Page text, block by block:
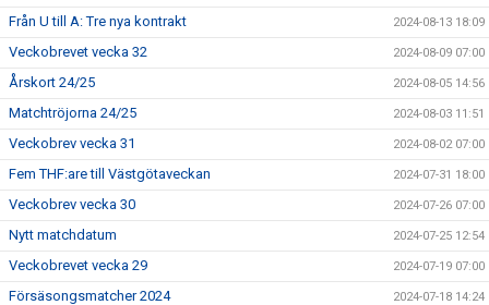
Från U till A: Tre nya kontrakt 2024-08-13 18:09
Veckobrevet vecka 32 2024-08-09 07:00
Årskort 24/25 2024-08-05 14:56
Matchtröjorna 24/25 2024-08-03 11:51
Veckobrev vecka 31 2024-08-02 07:00
Fem THF:are till Västgötaveckan 2024-07-31 18:00
Veckobrev vecka 30 2024-07-26 07:00
Nytt matchdatum 2024-07-25 12:54
Veckobrevet vecka 29 2024-07-19 07:00
Försäsongsmatcher 2024 2024-07-18 14:24